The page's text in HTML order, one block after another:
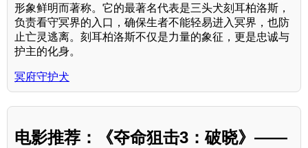
形象鲜明而著称。它的最著名代表是三头犬刻耳柏洛斯，
负责看守冥界的入口，确保生者不能轻易进入冥界，也防
止亡灵逃离。刻耳柏洛斯不仅是力量的象征，更是忠诚与
护主的化身。
冥府守护犬
电影推荐：《夺命狙击3：破晓》——